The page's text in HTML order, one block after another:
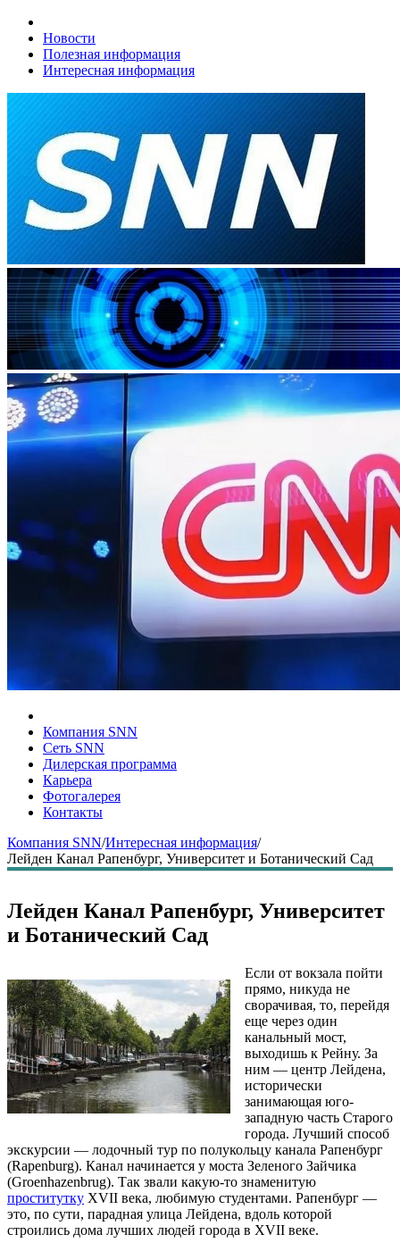
Новости
Полезная информация
Интересная информация
Компания SNN
Сеть SNN
Дилерская программа
Карьера
Фотогалерея
Контакты
Компания SNN/Интересная информация/
Лейден Канал Рапенбург, Университет и Ботанический Сад
Лейден Канал Рапенбург, Университет
и Ботанический Сад
Если от вокзала пойти
прямо, никуда не
сворачивая, то, перейдя
еще через один
канальный мост,
выходишь к Рейну. За
ним — центр Лейдена,
исторически
занимающая юго-
западную часть Старого
города. Лучший способ
экскурсии — лодочный тур по полукольцу канала Рапенбург
(Rapenburg). Канал начинается у моста Зеленого Зайчика
(Groenhazenbrug). Так звали какую-то знаменитую
проститутку XVII века, любимую студентами. Рапенбург —
это, по сути, парадная улица Лейдена, вдоль которой
строились дома лучших людей города в XVII веке.